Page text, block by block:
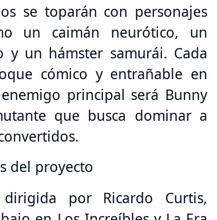
se toparán con personajes
un caimán neurótico, un
y un hámster samurái. Cada
cómico y entrañable en
principal será Bunny
que busca dominar a
del proyecto
por Ricardo Curtis,